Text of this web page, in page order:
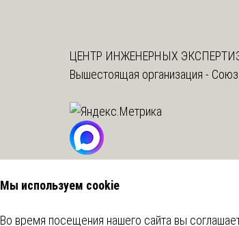
ЦЕНТР ИНЖЕНЕРНЫХ
Вышестоящая организация -
Мы используем cookie
Во время посещения нашего сайта вы